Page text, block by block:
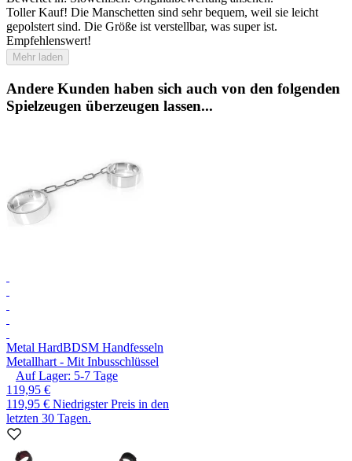
Toller Kauf! Die Manschetten sind sehr bequem, weil sie leicht
gepolstert sind. Die Größe ist verstellbar, was super ist.
Empfehlenswert!
Mehr laden
Andere Kunden haben sich auch von den folgenden
Spielzeugen überzeugen lassen...
Metal HardBDSM Handfesseln
Metallhart - Mit Inbusschlüssel
Auf Lager: 5-7 Tage
119,95 €
119,95 € Niedrigster Preis in den
letzten 30 Tagen.